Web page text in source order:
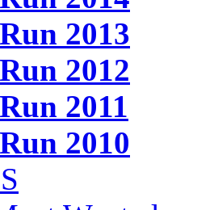
2013
2012
2011
2010